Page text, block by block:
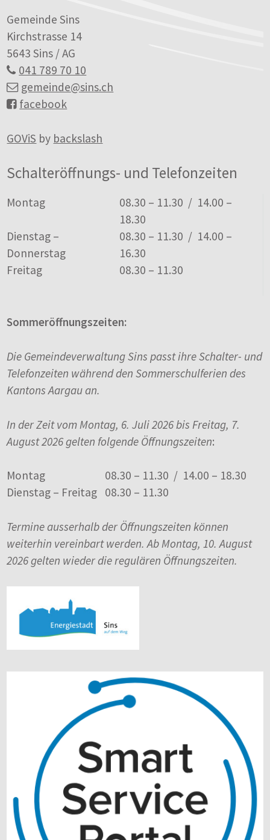
Gemeinde Sins
Kirchstrasse 14
5643 Sins / AG
041 789 70 10
gemeinde@sins.ch
facebook
GOViS by backslash
Schalteröffnungs- und Telefonzeiten
TagÖffnungszeiten
Montag
08.30 – 11.30 / 14.00 –
18.30
Dienstag –
Donnerstag
08.30 – 11.30 / 14.00 –
16.30
Freitag
08.30 – 11.30
Sommeröffnungszeiten:
Die Gemeindeverwaltung Sins passt ihre Schalter- und
Telefonzeiten während den Sommerschulferien des
Kantons Aargau an.
In der Zeit vom Montag, 6. Juli 2026 bis Freitag, 7.
August 2026 gelten folgende Öffnungszeiten:
Montag
08.30 – 11.30 / 14.00 – 18.30
Dienstag – Freitag 08.30 – 11.30
Termine ausserhalb der Öffnungszeiten können
weiterhin vereinbart werden. Ab Montag, 10. August
2026 gelten wieder die regulären Öffnungszeiten.